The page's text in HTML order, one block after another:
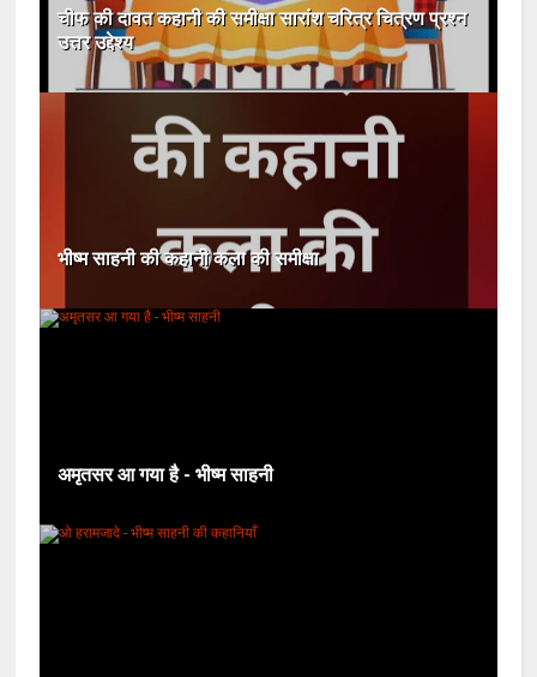
चीफ की दावत कहानी की समीक्षा सारांश चरित्र चित्रण प्रश्न
उत्तर उद्देश्य
भीष्म साहनी की कहानी कला की समीक्षा
अमृतसर आ गया है - भीष्म साहनी